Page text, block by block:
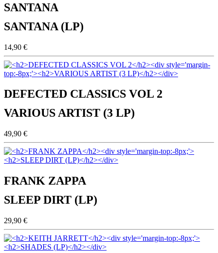
SANTANA
SANTANA (LP)
14,90 €
DEFECTED CLASSICS VOL 2
VARIOUS ARTIST (3 LP)
49,90 €
FRANK ZAPPA
SLEEP DIRT (LP)
29,90 €